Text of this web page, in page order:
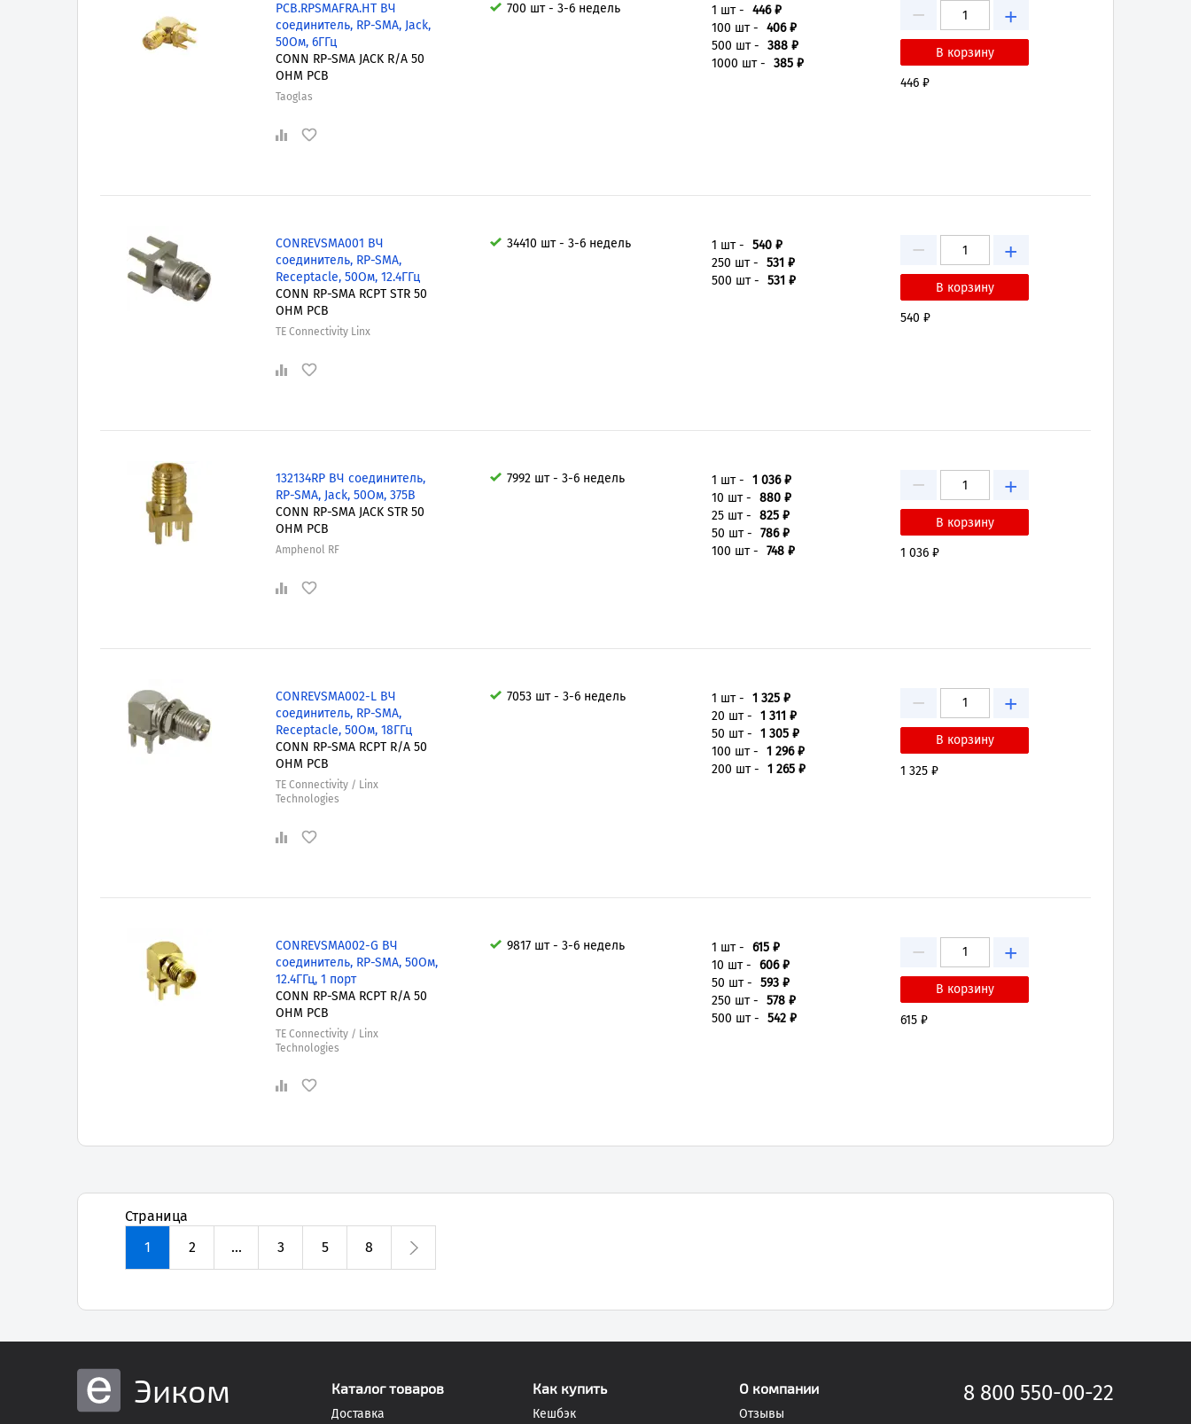
PCB.RPSMAFRA.HT ВЧ
соединитель, RP-SMA, Jack,
50Ом, 6ГГц
CONN RP-SMA JACK R/A 50
OHM PCB
Taoglas
700 шт - 3-6 недель 1 шт - 446 ₽
100 шт - 406 ₽
500 шт - 388 ₽
1000 шт - 385 ₽
− +
446 ₽
CONREVSMA001 ВЧ
соединитель, RP-SMA,
Receptacle, 50Ом, 12.4ГГц
CONN RP-SMA RCPT STR 50
OHM PCB
TE Connectivity Linx
34410 шт - 3-6 недель 1 шт - 540 ₽
250 шт - 531 ₽
500 шт - 531 ₽
− +
540 ₽
132134RP ВЧ соединитель,
RP-SMA, Jack, 50Ом, 375В
CONN RP-SMA JACK STR 50
OHM PCB
Amphenol RF
7992 шт - 3-6 недель 1 шт - 1 036 ₽
10 шт - 880 ₽
25 шт - 825 ₽
50 шт - 786 ₽
100 шт - 748 ₽
− +
1 036 ₽
CONREVSMA002-L ВЧ
соединитель, RP-SMA,
Receptacle, 50Ом, 18ГГц
CONN RP-SMA RCPT R/A 50
OHM PCB
TE Connectivity / Linx
Technologies
7053 шт - 3-6 недель 1 шт - 1 325 ₽
20 шт - 1 311 ₽
50 шт - 1 305 ₽
100 шт - 1 296 ₽
200 шт - 1 265 ₽
− +
1 325 ₽
CONREVSMA002-G ВЧ
соединитель, RP-SMA, 50Ом,
12.4ГГц, 1 порт
CONN RP-SMA RCPT R/A 50
OHM PCB
TE Connectivity / Linx
Technologies
9817 шт - 3-6 недель 1 шт - 615 ₽
10 шт - 606 ₽
50 шт - 593 ₽
250 шт - 578 ₽
500 шт - 542 ₽
− +
615 ₽
Страница
1
2 ... 3 5 8
Эиком Каталог товаров
Доставка
Как купить
Кешбэк
О компании
Отзывы
8 800 550-00-22